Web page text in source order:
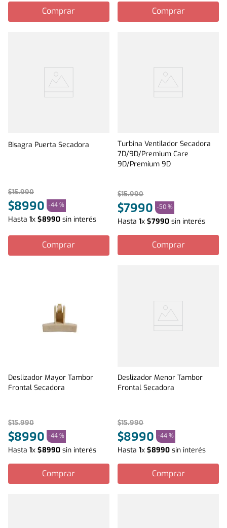
Comprar Comprar
Bisagra Puerta Secadora
$15.990
$8990 -44 %
Hasta 1x $8990 sin interés
Comprar
Turbina Ventilador Secadora
7D/9D/Premium Care
9D/Premium 9D
$15.990
$7990 -50 %
Hasta1x$7990 sin interés
Comprar
Deslizador Mayor Tambor
Frontal Secadora
$15.990
$8990 -44 %
Hasta 1x $8990 sin interés
Comprar
Deslizador Menor Tambor
Frontal Secadora
$15.990
$8990 -44 %
Hasta1x$8990 sin interés
Comprar